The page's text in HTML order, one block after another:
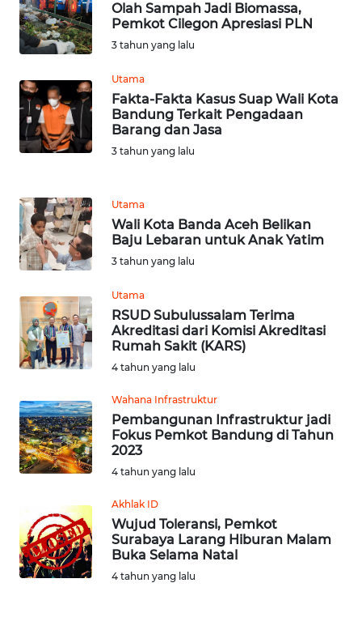
Olah Sampah Jadi Biomassa,
Pemkot Cilegon Apresiasi PLN
3 tahun yang lalu
Utama
Fakta-Fakta Kasus Suap Wali Kota
Bandung Terkait Pengadaan
Barang dan Jasa
3 tahun yang lalu
Utama
Wali Kota Banda Aceh Belikan
Baju Lebaran untuk Anak Yatim
3 tahun yang lalu
Utama
RSUD Subulussalam Terima
Akreditasi dari Komisi Akreditasi
Rumah Sakit (KARS)
4 tahun yang lalu
Wahana Infrastruktur
Pembangunan Infrastruktur jadi
Fokus Pemkot Bandung di Tahun
2023
4 tahun yang lalu
Akhlak ID
Wujud Toleransi, Pemkot
Surabaya Larang Hiburan Malam
Buka Selama Natal
4 tahun yang lalu
WN
DANAU
TOBA
WN
NIAS
WN
WN
TAPANULI
SELATAN
TANJUNG
LESUNG
WN
WN
SIMALUNGUN
WN
WN
TAPANULI
TENGAH